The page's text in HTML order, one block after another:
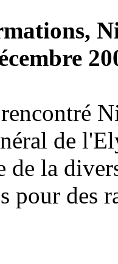
de
de la
pour des